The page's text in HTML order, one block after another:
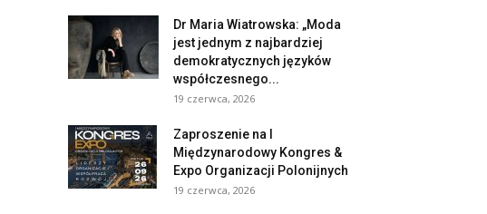
Dr Maria Wiatrowska: „Moda
jest jednym z najbardziej
demokratycznych języków
współczesnego...
19 czerwca, 2026
Zaproszenie na I
Międzynarodowy Kongres &
Expo Organizacji Polonijnych
19 czerwca, 2026